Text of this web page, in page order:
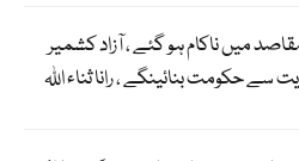
میں ناکام ہو گئے ، آزاد کشمیر
سے حکومت بنائینگے ، رانا ثناء اللہ